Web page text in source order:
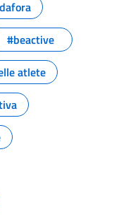
#beactive
atlete